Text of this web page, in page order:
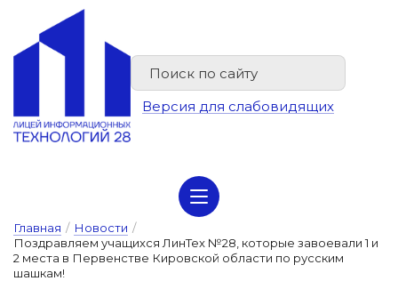
Версия для слабовидящих
Главная / Новости /
Поздравляем учащихся ЛинТех №28, которые завоевали 1 и
2 места в Первенстве Кировской области по русским
шашкам!